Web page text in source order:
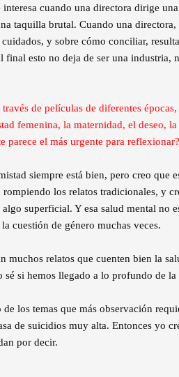
interesa cuando una directora dirige
taquilla brutal. Cuando una
y sobre cómo conciliar,
final esto no deja de ser una industria,
de películas de diferentes
femenina, la maternidad, el deseo,
parece el más urgente para reflexionar?
siempre está bien, pero creo que
rompiendo los relatos tradicionales, y
superficial. Y esa salud mental no
cuestión de género muchas veces.
muchos relatos que cuenten bien la
sé si hemos llegado a lo profundo de la
de los temas que más observación
de suicidios muy alta. Entonces yo
por decir.